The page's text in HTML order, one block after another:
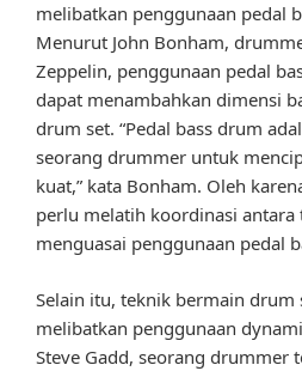
melibatkan penggunaan pedal
Menurut John Bonham,
Zeppelin, penggunaan pedal
dapat menambahkan dimensi
drum set. “Pedal bass drum
seorang drummer untuk
kuat,” kata Bonham. Oleh
perlu melatih koordinasi
menguasai penggunaan pedal
Selain itu, teknik bermain drum
melibatkan penggunaan
Steve Gadd, seorang drummer